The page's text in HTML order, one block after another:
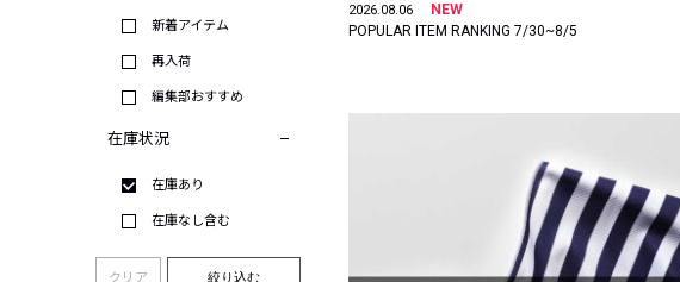
新着アイテム
再入荷
編集部おすすめ
在庫状況
在庫あり
在庫なし含む
クリア 絞り込む
2026.08.06
NEW
POPULAR ITEM RANKING 7/30~8/5